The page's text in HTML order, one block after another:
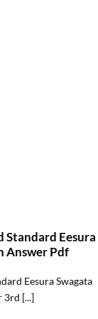
Standard Eesura
Answer Pdf
Eesura Swagata
3rd [...]